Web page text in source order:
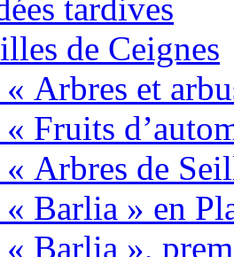
tardives
de Ceignes
Arbres et
Fruits
Arbres de
Barlia » en
Barlia »,